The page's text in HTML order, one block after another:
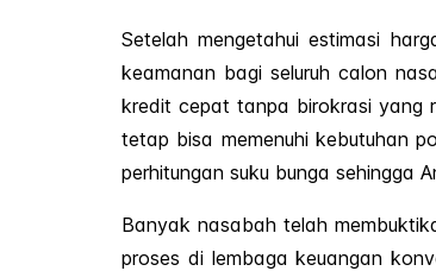
Setelah mengetahui estimasi
keamanan bagi seluruh calon
kredit cepat tanpa birokrasi yang
tetap bisa memenuhi kebutuhan
perhitungan suku bunga sehingga
Banyak nasabah telah
proses di lembaga keuangan